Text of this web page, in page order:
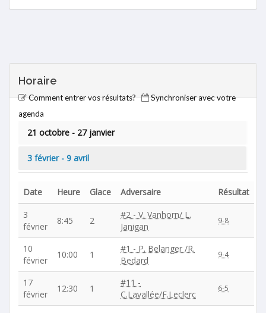
Horaire
Comment entrer vos résultats?
Synchroniser avec votre
agenda
21 octobre - 27 janvier
3 février - 9 avril
Date Heure Glace Adversaire
Résultat
3
février
8:45 2
#2 - V. Vanhorn/ L.
Janigan
9-8
10
février
10:00 1
#1 - P. Belanger /R.
Bedard
9-4
17
février
12:30 1
#11 -
C.Lavallée/F.Leclerc
6-5